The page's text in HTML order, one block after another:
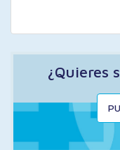
¿Quieres